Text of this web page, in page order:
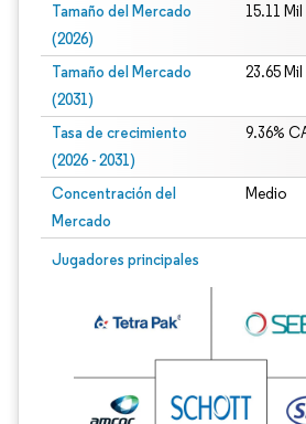
Tamaño del Mercado
(2026)
15.11
Tamaño del Mercado
(2031)
23.65
Tasa de crecimiento
(2026 - 2031)
9.36%
Concentración del
Mercado
Medio
Jugadores principales
Imagen © Mordor Intelligence. El uso